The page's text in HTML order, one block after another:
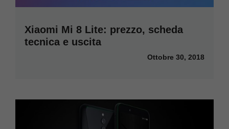
Xiaomi Mi 8 Lite: prezzo, scheda
tecnica e uscita
Ottobre 30, 2018